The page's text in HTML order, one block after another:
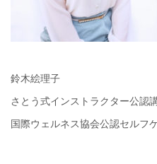
鈴木絵理子
さとう式インストラクター公認
国際ウェルネス協会公認セルフ